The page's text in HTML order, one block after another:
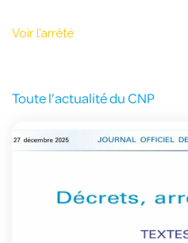
Voir l’arrêté
Toute l’actualité du CNP